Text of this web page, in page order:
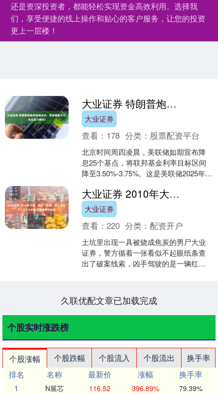
还是资深投资者，都能轻松实现资金高效利用。选择我
们，享受便捷的线上操作和贴心的客户服务，让您的投资
更上一层楼！
大业证券 特朗普炮轰美联储决议：降息幅度太小 本应至少翻倍！
大业证券
查看： 178 分类： 股票配资平台
北京时间周四凌晨，美联储如期宣布降
息25个基点，将联邦基金利率目标区间
降至3.50%-3.75%。这是美联储2025年年
第三....
大业证券 2010年大案，偷车、抢劫、杀人还焚尸，4个小伙联手制造惊天血案
大业证券
查看：220 分类：配资开户
土坑里出现一具被烧成焦炭的男尸大业
证券，警方循着一张看似不起眼纸条查
出了破案线索，凶手驾驶的是一辆红色
久联优配文章已加载完成
个股实时涨跌榜
个股涨幅 个股跌幅 个股流入 个股流出
换手率
排名
名称 最新价 涨幅
换手率
1
N展芯 116.52 396.89% 79.39%